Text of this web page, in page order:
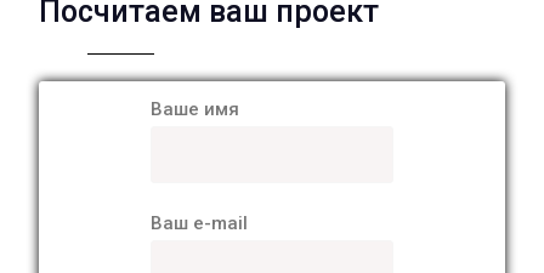
Посчитаем ваш проект
Ваше имя
Ваш e-mail